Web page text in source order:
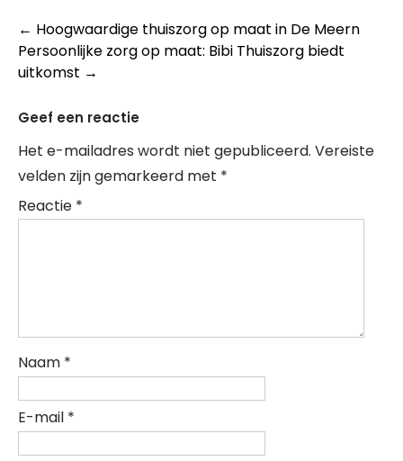
Post
navigation
← Hoogwaardige thuiszorg op maat in De Meern
Persoonlijke zorg op maat: Bibi Thuiszorg biedt
uitkomst →
Geef een reactie
Het e-mailadres wordt niet gepubliceerd. Vereiste
velden zijn gemarkeerd met *
Reactie *
Naam *
E-mail *